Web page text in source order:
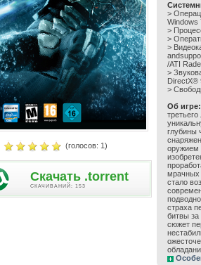
(голосов: 1)
Скачать .torrent
CКАЧИВАНИЙ: 153
>
Windows
>
>
>
/ATI
>
DirectX®
>
Об игре:
глубины
оружием
мрачных
стало
страха
битвы
сюжет